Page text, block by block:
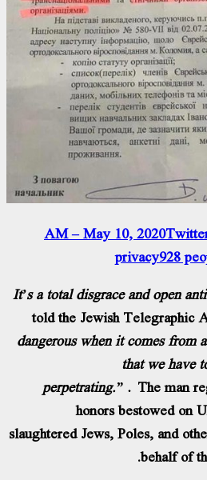
privacy928
told the Jewish
dangerous when it comes from
that we have
perpetrating.” The man
honors bestowed on
slaughtered Jews, Poles, and
behalf of